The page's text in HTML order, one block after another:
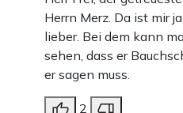
Herrn Merz. Da ist mir
lieber. Bei dem kann
sehen, dass er
er sagen muss.
2